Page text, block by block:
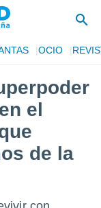
OCIO
el
de la